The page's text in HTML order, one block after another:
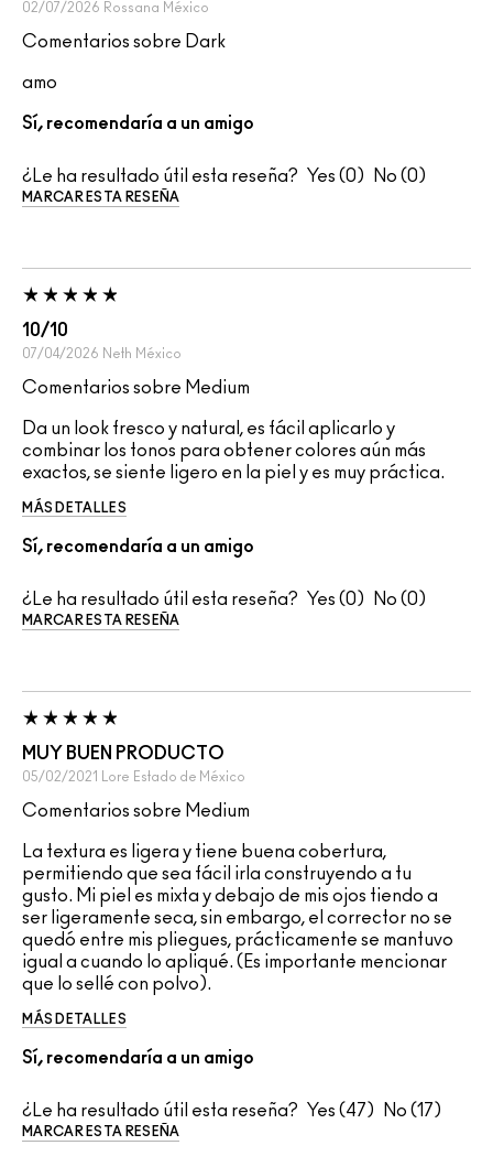
02/07/2026 Rossana México
Comentarios sobre Dark
amo
Sí, recomendaría a un amigo
¿Le ha resultado útil esta reseña? 0 0
MARCAR ESTA RESEÑA
10/10
07/04/2026 Neth México
Comentarios sobre Medium
Da un look fresco y natural, es fácil aplicarlo y
combinar los tonos para obtener colores aún más
exactos, se siente ligero en la piel y es muy práctica.
MÁS DETALLES
Sí, recomendaría a un amigo
¿Le ha resultado útil esta reseña? 0 0
MARCAR ESTA RESEÑA
MUY BUEN PRODUCTO
05/02/2021 Lore Estado de México
Comentarios sobre Medium
La textura es ligera y tiene buena cobertura,
permitiendo que sea fácil irla construyendo a tu
gusto. Mi piel es mixta y debajo de mis ojos tiendo a
ser ligeramente seca, sin embargo, el corrector no se
quedó entre mis pliegues, prácticamente se mantuvo
igual a cuando lo apliqué. (Es importante mencionar
que lo sellé con polvo).
MÁS DETALLES
Sí, recomendaría a un amigo
¿Le ha resultado útil esta reseña? 47 17
MARCAR ESTA RESEÑA